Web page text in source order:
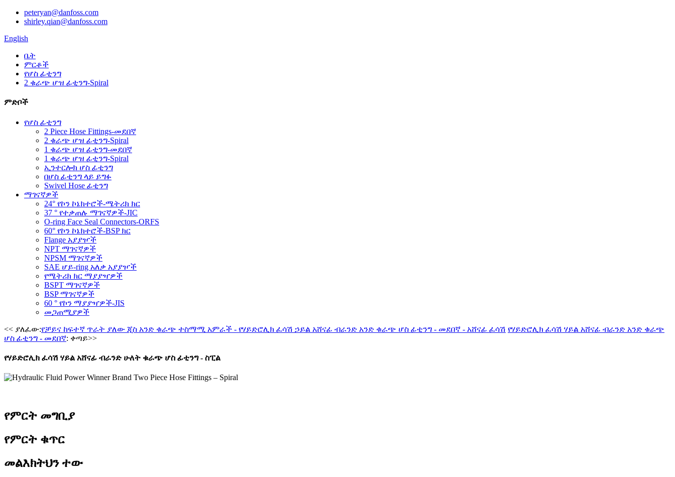
peteryan@danfoss.com
shirley.qian@danfoss.com
English
ቤት
ምርቶች
የሆስ ፊቲንግ
2 ቁራጭ ሆዝ ፊቲንግ-Spiral
ምድቦች
የሆስ ፊቲንግ
2 Piece Hose Fittings-መደበኛ
2 ቁራጭ ሆዝ ፊቲንግ-Spiral
1 ቁራጭ ሆዝ ፊቲንግ-መደበኛ
1 ቁራጭ ሆዝ ፊቲንግ-Spiral
ኢንተርሎክ ሆስ ፊቲንግ
በሆስ ፊቲንግ ላይ ይግፉ
Swivel Hose ፊቲንግ
ማገናኛዎች
24° የኮን ኮኔክተሮች-ሜትሪክ ክር
37 ° የተቃጠሉ ማገናኛዎች-JIC
O-ring Face Seal Connectors-ORFS
60° የኮን ኮኔክተሮች-BSP ክር
Flange አያያዦች
NPT ማገናኛዎች
NPSM ማገናኛዎች
SAE ሆይ-ring አለቃ አያያዦች
የሜትሪክ ክር ማያያዣዎች
BSPT ማገናኛዎች
BSP ማገናኛዎች
60 ° የኮን ማያያዣዎች-JIS
መጋጠሚያዎች
<< ያለፈው:የቻይና ከፍተኛ ጥራት ያለው ጂስ አንድ ቁራጭ ተስማሚ አምራች - የሃይድሮሊክ ፈሳሽ ኃይል አሸናፊ ብራንድ አንድ ቁራጭ ሆስ ፊቲንግ - መደበኛ - አሸናፊ ፈሳሽ የሃይድሮሊክ ፈሳሽ ሃይል አሸናፊ ብራንድ አንድ ቁራጭ
ሆስ ፊቲንግ - መደበኛ: ቀጣይ>>
የሃይድሮሊክ ፈሳሽ ሃይል አሸናፊ ብራንድ ሁለት ቁራጭ ሆስ ፊቲንግ - ስፒል
የምርት መግቢያ
የምርት ቁጥር
መልእክትህን ተው